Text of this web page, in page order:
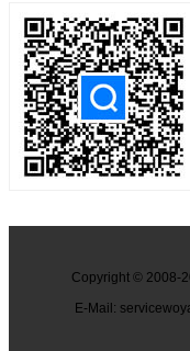
Copyright © 2008-
E-Mail: service